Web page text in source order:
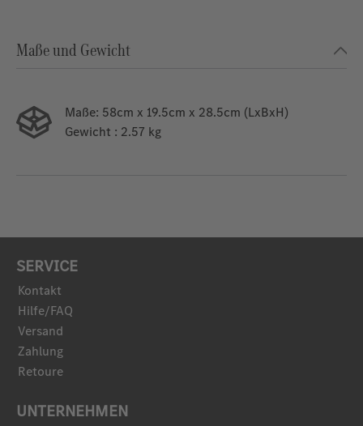
Maße und Gewicht
Maße: 58cm x 19.5cm x 28.5cm (LxBxH)
Gewicht : 2.57 kg
SERVICE
Kontakt
Hilfe/FAQ
Versand
Zahlung
Retoure
UNTERNEHMEN